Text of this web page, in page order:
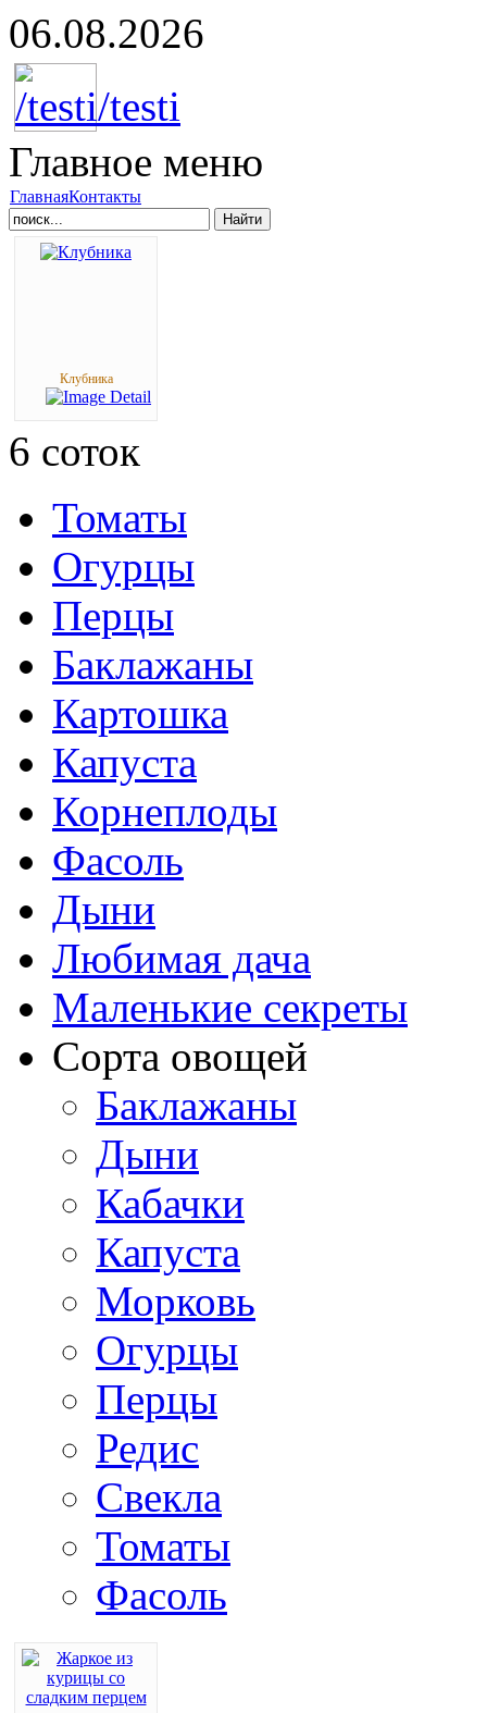
06.08.2026
Главное меню
ГлавнаяКонтакты
Найти
Клубника
6 соток
Томаты
Огурцы
Перцы
Баклажаны
Картошка
Капуста
Корнеплоды
Фасоль
Дыни
Любимая дача
Маленькие секреты
Сорта овощей
Баклажаны
Дыни
Кабачки
Капуста
Морковь
Огурцы
Перцы
Редис
Свекла
Томаты
Фасоль